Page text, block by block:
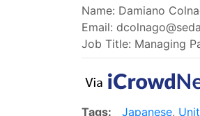
Name: Damiano
Email:
Job Title: Managing
Tags:
Japanese,